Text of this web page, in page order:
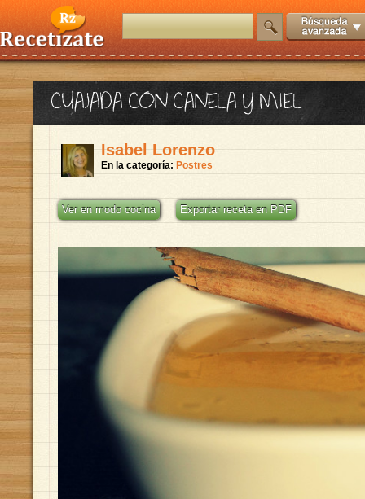
CUAJADA CON CANELA Y MIEL
Isabel Lorenzo
En la categoría: Postres
Ver en modo cocina Exportar receta en PDF